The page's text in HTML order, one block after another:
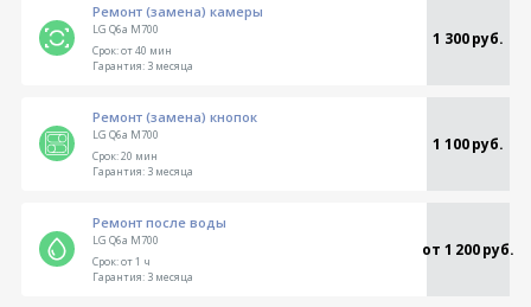
Ремонт (замена) камеры
LG Q6a M700 1 300 руб.
Срок:от 40 мин
Гарантия:3 месяца
Ремонт (замена) кнопок
LG Q6a M700 1 100 руб.
Срок:20 мин
Гарантия:3 месяца
Ремонт после воды
LG Q6a M700 от 1 200 руб.
Срок:от 1 ч
Гарантия:3 месяца